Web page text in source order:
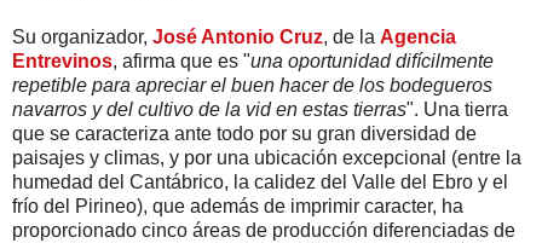
Su organizador, José Antonio Cruz, de la Agencia
Entrevinos, afirma que es "una oportunidad difícilmente
repetible para apreciar el buen hacer de los bodegueros
navarros y del cultivo de la vid en estas tierras". Una tierra
que se caracteriza ante todo por su gran diversidad de
paisajes y climas, y por una ubicación excepcional (entre la
humedad del Cantábrico, la calidez del Valle del Ebro y el
frío del Pirineo), que además de imprimir caracter, ha
proporcionado cinco áreas de producción diferenciadas de